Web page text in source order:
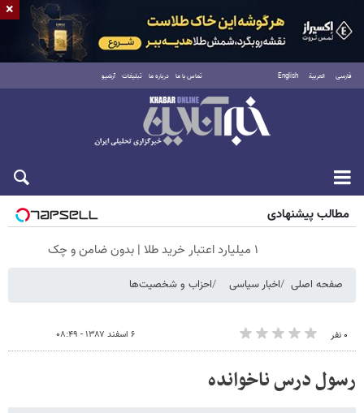
فارسی العربية English تماس با ما درباره ما تبلیغات آرشیو
جمعه ۱۶ مرداد ۱۴۰۵
مطالب پیشنهادی
۱ میلیارد اعتبار خرید طلا | بدون ضامن و چک
صفحه اصلی اخبار سیاسی احزاب و شخصیت‌ها
۰ نفر ۶ اسفند ۱۳۸۷ - ۰۸:۴۹
رسول درس ناخوانده
×